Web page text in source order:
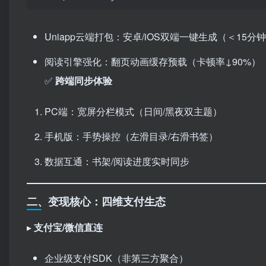
Uniapp云端打包：安卓/iOS双端一键生成（＜15分
阅读引擎强化：翻页动画缓存预载（卡顿率↓90%）
✅ ​ 跨端同步体验
PC端：宽屏分栏模式（日间/黑夜双主题）
手机版：手势操控（左滑目录/右滑书签）
数据互通：书架/阅读进度实时同步
二、变现核心：四维支付生态
▸ ​支付宝/微信直连
企业级支付SDK（非第三方聚合）